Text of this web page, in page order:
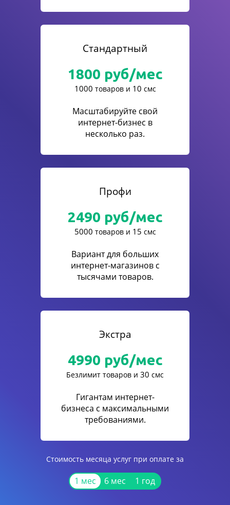
Стандартный
1800 руб/мес
1000 товаров и 10 смс
Масштабируйте свой
интернет-бизнес в
несколько раз.
Профи
2490 руб/мес
5000 товаров и 15 смс
Вариант для больших
интернет-магазинов с
тысячами товаров.
Экстра
4990 руб/мес
Безлимит товаров и 30 смс
Гигантам интернет-
бизнеса с максимальными
требованиями.
Стоимость месяца услуг при оплате за
1 мес 6 мес 1 год